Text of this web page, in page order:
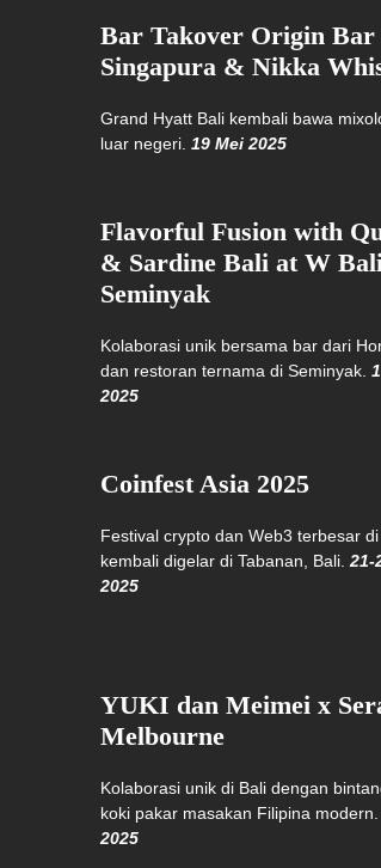
Bar Takover Origin Bar
Singapura & Nikka
Grand Hyatt Bali kembali bawa
luar negeri. 19 Mei 2025
Flavorful Fusion with
& Sardine Bali at W
Seminyak
Kolaborasi unik bersama bar dari
dan restoran ternama di Seminyak.
2025
Coinfest Asia 2025
Festival crypto dan Web3 terbesar
kembali digelar di Tabanan, Bali. 21-
2025
YUKI dan Meimei x
Melbourne
Kolaborasi unik di Bali dengan
koki pakar masakan Filipina modern.
2025